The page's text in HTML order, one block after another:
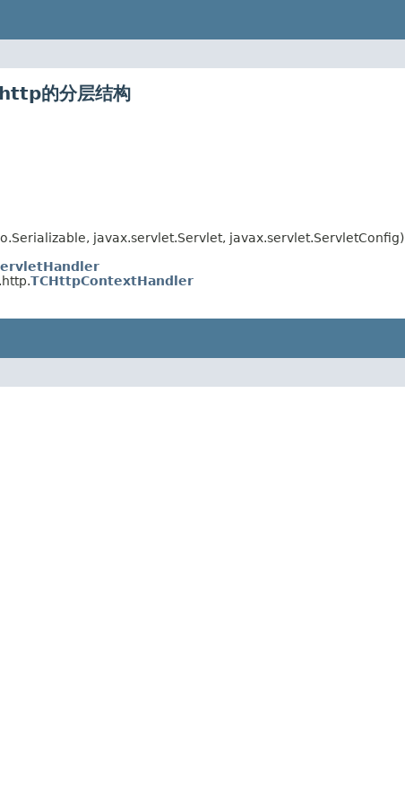
的分层结构
javax.servlet.Servlet, javax.servlet.ServletConfig)
TCHttpContextHandler